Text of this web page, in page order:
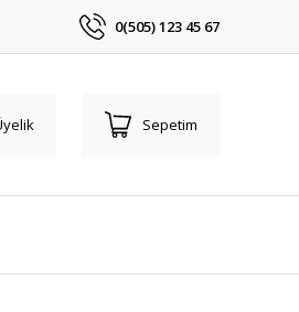
0(505) 123 45 67
Sepetim